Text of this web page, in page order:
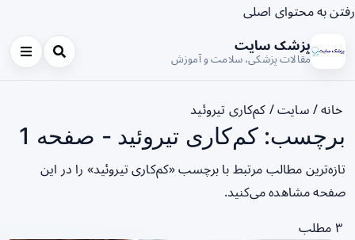
رفتن به محتوای اصلی
پزشک سایت
مقالات پزشکی، سلامت و آموزش
خانه/ سایت/ کم‌کاری تیروئید
برچسب: کم‌کاری تیروئید - صفحه 1
تازه‌ترین مطالب مرتبط با برچسب «کم‌کاری تیروئید» را در این
صفحه مشاهده می‌کنید.
۳ مطلب